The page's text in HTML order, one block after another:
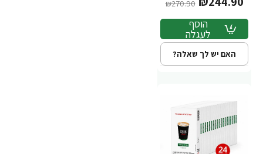
₪270.90
הוסף
לעגלה
האם יש לך שאלה?